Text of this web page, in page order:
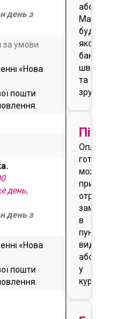
день з
умови
«Нова
пошти
день,
день з
«Нова
пошти
або
будь-
якого
банку
швидко
та
зручно
Оплата
готівкою
можлива
при
в
пункті
видачі
або
у
кур'єра